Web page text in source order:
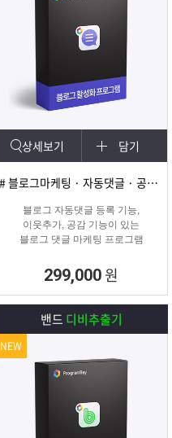
상세보기 담기
# 블로그마케팅 · 자동댓글 · 공감 · 이웃추가 · 서로이웃추가 · 서이추 · 스크랩
블로그 자동댓글 등록 기능,
이웃추가, 공감 기능이 있는
블로그 댓글 마케팅 프로그램
299,000 원
밴드 디비추출기
NEW